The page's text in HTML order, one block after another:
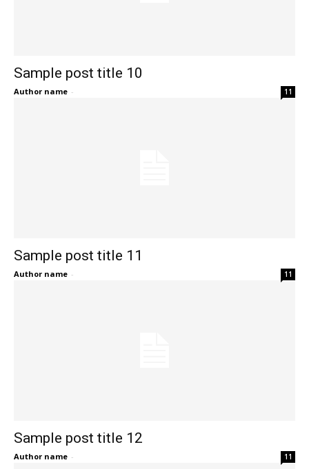
Sample post title 10
Author name - 11
Sample post title 11
Author name - 11
Sample post title 12
Author name - 11